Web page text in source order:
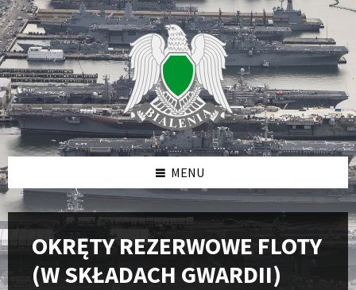
Skip
to
content
Skip
to
left
sidebar
Skip
to
footer
MENU
OKRĘTY REZERWOWE FLOTY
(W SKŁADACH GWARDII)